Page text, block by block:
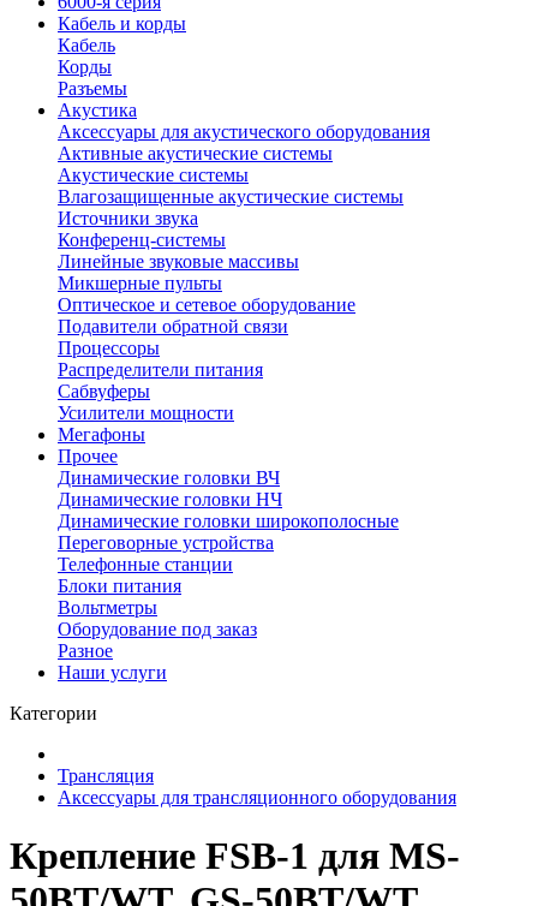
Кабель и корды
Кабель
Корды
Разъемы
Акустика
Аксессуары для акустического оборудования
Активные акустические системы
Акустические системы
Влагозащищенные акустические системы
Источники звука
Конференц-системы
Линейные звуковые массивы
Микшерные пульты
Оптическое и сетевое оборудование
Подавители обратной связи
Процессоры
Распределители питания
Сабвуферы
Усилители мощности
Мегафоны
Прочее
Динамические головки ВЧ
Динамические головки НЧ
Динамические головки широкополосные
Переговорные устройства
Телефонные станции
Блоки питания
Вольтметры
Оборудование под заказ
Разное
Наши услуги
Категории
Трансляция
Аксессуары для трансляционного оборудования
Крепление FSB-1 для MS-